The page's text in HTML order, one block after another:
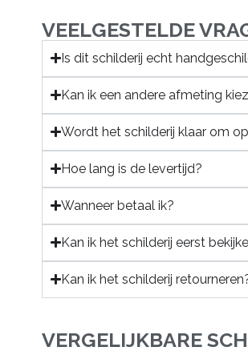
VEELGESTELDE
Is dit schilderij echt
Kan ik een andere afmeting
Wordt het schilderij klaar om
Hoe lang is de levertijd?
Wanneer betaal ik?
Kan ik het schilderij eerst
Kan ik het schilderij
VERGELIJKBARE